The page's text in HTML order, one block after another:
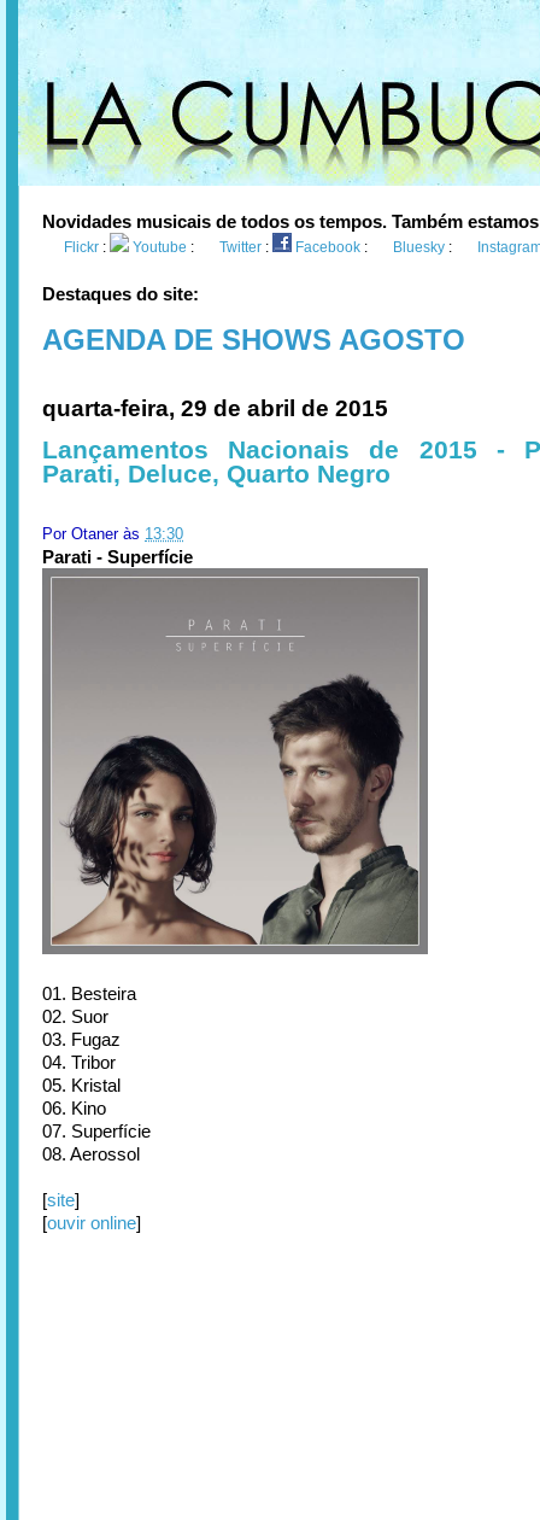
Novidades musicais de todos os tempos. Também
Flickr : Youtube : Twitter : Facebook : Bluesky :
Destaques do site:
AGENDA DE SHOWS AGOSTO
quarta-feira, 29 de abril de 2015
Lançamentos Nacionais de 2015 -
Parati, Deluce, Quarto Negro
Por Otaner às 13:30
Parati - Superfície
01. Besteira
02. Suor
03. Fugaz
04. Tribor
05. Kristal
06. Kino
07. Superfície
08. Aerossol
[site]
[ouvir online]